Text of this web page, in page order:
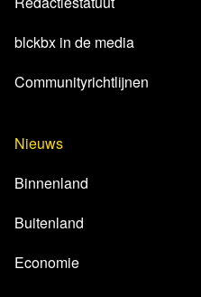
blckbx in de media
Communityrichtlijnen
Nieuws
Binnenland
Buitenland
Economie